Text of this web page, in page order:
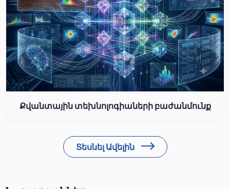
Քվանտային տեխնոլոգիաների բաժանմունք
Տեսնել Ավելին